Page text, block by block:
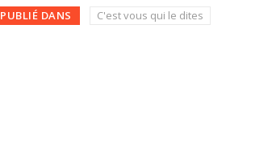
PUBLIÉ DANS C'est vous qui le dites